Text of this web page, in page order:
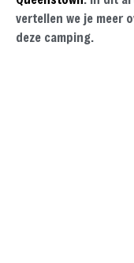
vertellen we je meer
deze camping.